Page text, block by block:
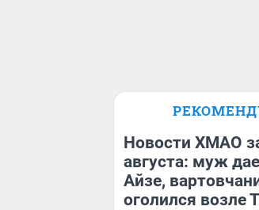
Новости ХМАО
августа: муж
Айзе,
оголился возле